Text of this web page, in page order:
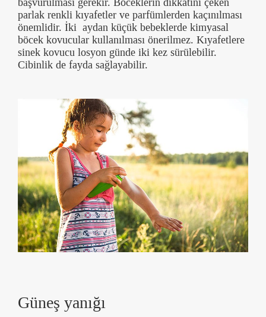
parlak renkli kıyafetler ve parfümlerden kaçınılması
önemlidir. İki aydan küçük bebeklerde kimyasal
böcek kovucular kullanılması önerilmez. Kıyafetlere
sinek kovucu losyon günde iki kez sürülebilir.
Cibinlik de fayda sağlayabilir.
Güneş yanığı